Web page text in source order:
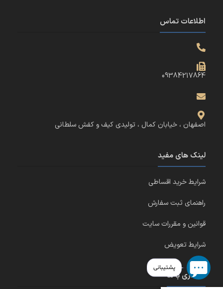
اطلاعات تماس
09384217864
اصفهان ، خیابان کمال ، تولیدی کیف و کفش سلطانی
لینک های مفید
شرایط خرید اقساطی
راهنمای ثبت سفارش
قوانین و مقررات سایت
شرایط تعویض
همکاری با ما
پشتیبانی